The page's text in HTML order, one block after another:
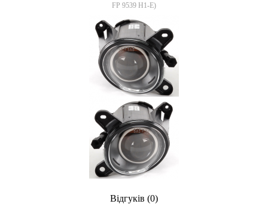
FP 9539 H1-E)
Відгуків (0)